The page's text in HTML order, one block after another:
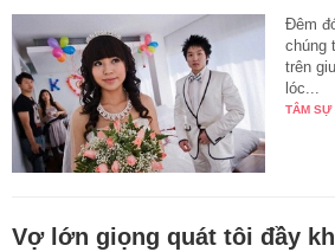
Đêm
chúng
trên
lóc...
TÂM SỰ
Vợ lớn giọng quát tôi đầy